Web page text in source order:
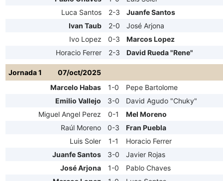
Luca Santos
2-3
Juanfe Santos
Ivan Taub
2-0
José Arjona
Ivo Lopez
0-3
Marcos Lopez
Horacio Ferrer
2-3 David Rueda "Rene"
Jornada 1
07/oct/2025
Marcelo Habas
1-0
Pepe Bartolome
Emilio Vallejo
3-0
David Agudo "Chuky"
Miguel Angel Perez
0-1
Mel Moreno
Raúl Moreno
0-3
Fran Puebla
Luis Soler
1-1
Horacio Ferrer
Juanfe Santos
3-0
Javier Rojas
José Arjona
1-0
Pablo Chaves